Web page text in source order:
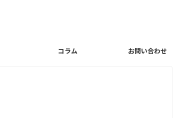
コラム お問い合わせ